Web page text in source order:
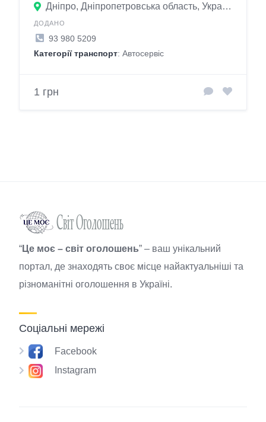
Дніпро, Дніпропетровська область, Україна
ДОДАНО
93 980 5209
Категорії транспорт: Автосервіс
1 грн
“Це моє – світ оголошень” – ваш унікальний
портал, де знаходять своє місце найактуальніші та
різноманітні оголошення в Україні.
Соціальні мережі
Facebook
Instagram